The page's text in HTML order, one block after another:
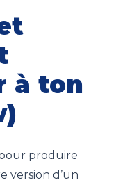
à ton
produire
version d’un